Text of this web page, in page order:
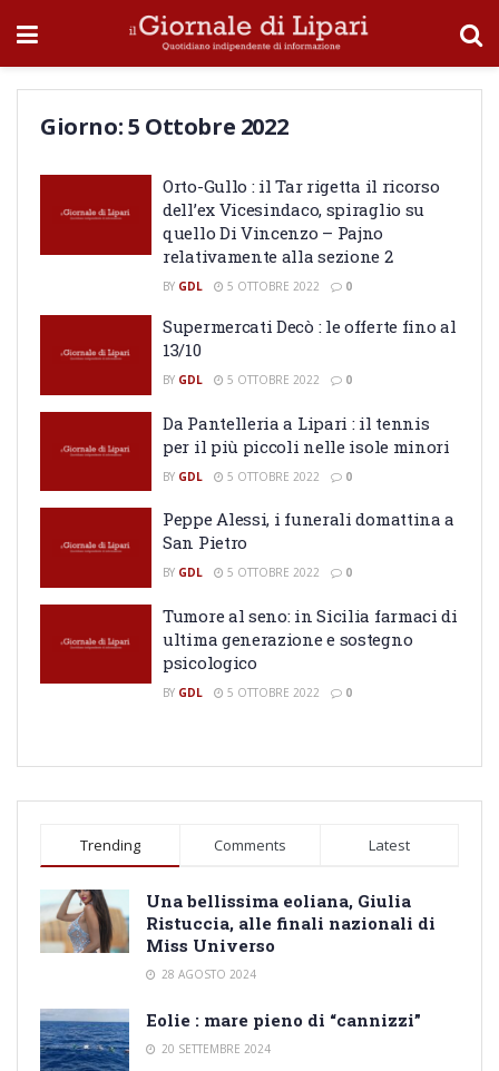
Giorno:5 Ottobre 2022
Orto-Gullo : il Tar rigetta il ricorso
dell’ex Vicesindaco, spiraglio su
quello Di Vincenzo – Pajno
relativamente alla sezione 2
BY GDL 5 OTTOBRE 2022 0
Supermercati Decò : le offerte fino al
13/10
BY GDL 5 OTTOBRE 2022 0
Da Pantelleria a Lipari : il tennis
per il più piccoli nelle isole minori
BY GDL 5 OTTOBRE 2022 0
Peppe Alessi, i funerali domattina a
San Pietro
BY GDL 5 OTTOBRE 2022 0
Tumore al seno: in Sicilia farmaci di
ultima generazione e sostegno
psicologico
BY GDL 5 OTTOBRE 2022 0
Trending Comments Latest
Una bellissima eoliana, Giulia
Ristuccia, alle finali nazionali di
Miss Universo
28 AGOSTO 2024
Eolie : mare pieno di “cannizzi”
20 SETTEMBRE 2024